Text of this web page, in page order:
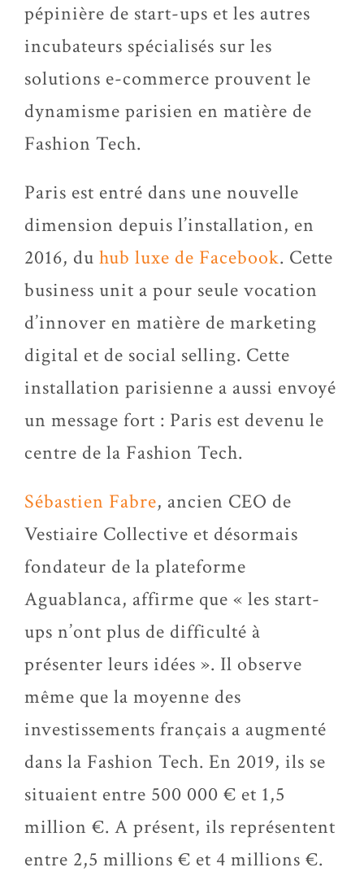
pépinière de start-ups et les autres
incubateurs spécialisés sur les
solutions e-commerce prouvent le
dynamisme parisien en matière de
Fashion Tech.
Paris est entré dans une nouvelle
dimension depuis l’installation, en
2016, du hub luxe de Facebook. Cette
business unit a pour seule vocation
d’innover en matière de marketing
digital et de social selling. Cette
installation parisienne a aussi envoyé
un message fort : Paris est devenu le
centre de la Fashion Tech.
Sébastien Fabre, ancien CEO de
Vestiaire Collective et désormais
fondateur de la plateforme
Aguablanca, affirme que « les start-
ups n’ont plus de difficulté à
présenter leurs idées ». Il observe
même que la moyenne des
investissements français a augmenté
dans la Fashion Tech. En 2019, ils se
situaient entre 500 000 € et 1,5
million €. A présent, ils représentent
entre 2,5 millions € et 4 millions €.